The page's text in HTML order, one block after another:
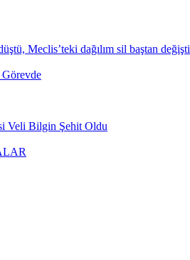
Meclis’teki dağılım sil baştan değişti
Görevde
Veli Bilgin Şehit Oldu